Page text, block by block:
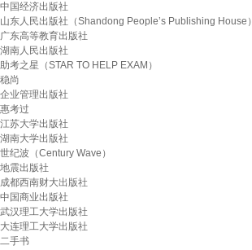
中国经济出版社
山东人民出版社（Shandong People’s Publishing House）
广东高等教育出版社
湖南人民出版社
助考之星（STAR TO HELP EXAM）
稳尚
企业管理出版社
惠考过
江苏大学出版社
湖南大学出版社
世纪波（Century Wave）
地震出版社
成都西南财大出版社
中国商业出版社
武汉理工大学出版社
大连理工大学出版社
二手书